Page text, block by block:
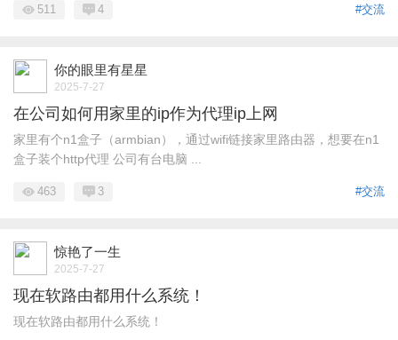
#交流
511 4
你的眼里有星星
2025-7-27
在公司如何用家里的ip作为代理ip上网
家里有个n1盒子（armbian），通过wifi链接家里路由器，想要在n1
盒子装个http代理 公司有台电脑 ...
#交流
463 3
惊艳了一生
2025-7-27
现在软路由都用什么系统！
现在软路由都用什么系统！